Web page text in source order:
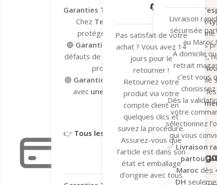
Garanties Tera.ma – Votre tranquillité
Chez Tera.ma, nous vous offronsdeux
protéger vos achats et vous garantir une
🔵 Garantie du fabricant– Valable sur les
défauts de fabrication. En cas de problème,
processus de dépannage et de
🟢 Garantie Tera.ma Seconde Vie– Valable
avec une couverture de 6 moiscontre les
réparation ou
Garantie du fabricant​ Garantie
👉 Tous les détails ici
Garantie légale
Garantie
🔄
Pas satisfait de votre
achat ? Vous avez 14
jours pour le
retourner !
Retournez votre
produit via votre
compte client en
quelques clics et
suivez la procédure.
Assurez-vous que
l’article est dans son
état et emballage
d’origine avec tous
Livraison
sécurisée
au Maroc !
À domicile
retrait
c’est vous
choisissez
Dès la
votre
sélectionnez
qui vous
✅ Livraison
partout
Maroc dès
DH